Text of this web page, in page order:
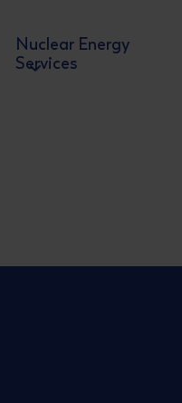
Nuclear Energy
Services